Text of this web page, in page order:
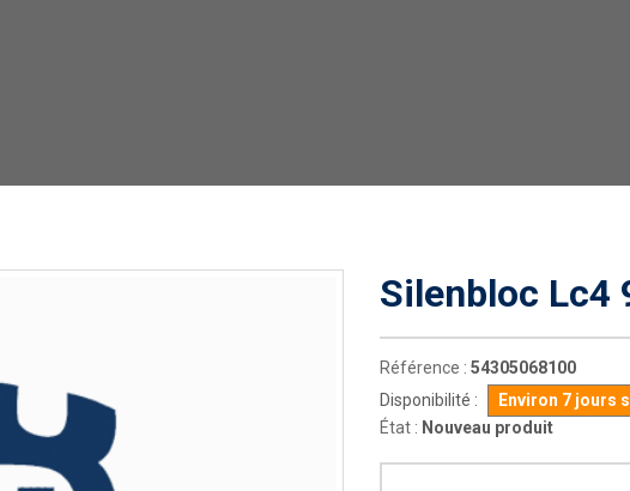
Silenbloc Lc4
Référence : 54305068100
Disponibilité :
Environ 7 jours
État : Nouveau produit